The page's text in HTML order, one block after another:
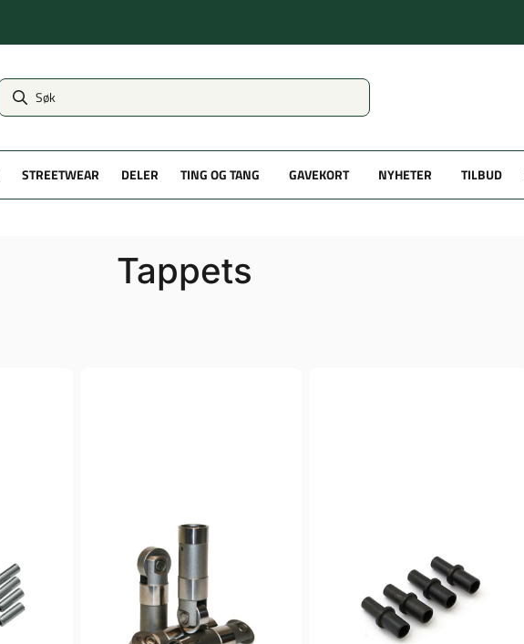
STREETWEAR DELER TING OG TANG GAVEKORT NYHETER TILBUD
Tappets